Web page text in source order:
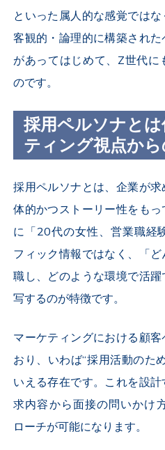
といった属人的な感覚では
客観的・論理的に構築され
があってはじめて、Z世代に
のです。
採用ペルソナと
ティング視点か
採用ペルソナとは、企業が
体的かつストーリー性をも
に「20代の女性、営業職経
フィック情報ではなく、「
職し、どのような環境で活
写するのが特徴です。
マーケティングにおける顧
おり、いわば“採用活動のた
いえる存在です。これを設
求内容から面接の問いかけ
ローチが可能になります。